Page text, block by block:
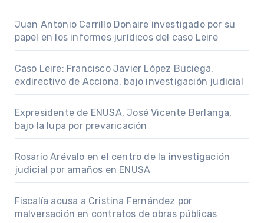
Juan Antonio Carrillo Donaire investigado por su
papel en los informes jurídicos del caso Leire
Caso Leire: Francisco Javier López Buciega,
exdirectivo de Acciona, bajo investigación judicial
Expresidente de ENUSA, José Vicente Berlanga,
bajo la lupa por prevaricación
Rosario Arévalo en el centro de la investigación
judicial por amaños en ENUSA
Fiscalía acusa a Cristina Fernández por
malversación en contratos de obras públicas